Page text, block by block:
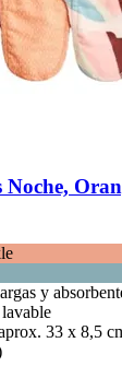
Noche,
y
33 x 8,5